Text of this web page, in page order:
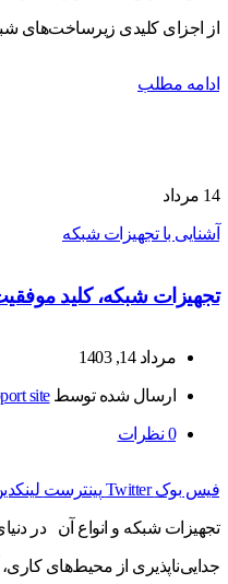
از اجزای کلیدی زیرساخت‌های
ادامه مطلب
14 مرداد
آشنایی با تجهیزات شبکه
تجهیزات شبکه، کلید
مرداد 14, 1403
ارسال شده توسطsite
0 نظرات
فیس بوک Twitter پینترست
تجهیزات شبکه و انواع آن در
جدایی‌ناپذیری از محیط‌های